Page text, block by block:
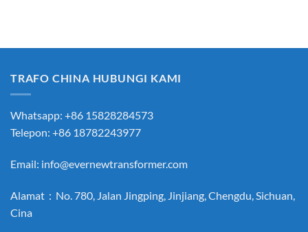
TRAFO CHINA HUBUNGI KAMI
Whatsapp: +86 15828284573
Telepon: +86 18782243977
Email: info@evernewtransformer.com
Alamat：No. 780, Jalan Jingping, Jinjiang, Chengdu, Sichuan,
Cina